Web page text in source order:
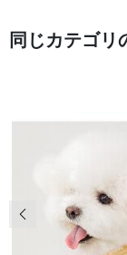
同じカテゴリ
前の画像